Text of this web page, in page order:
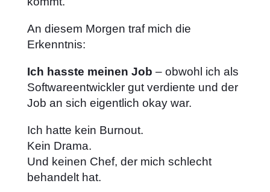
An diesem Morgen traf mich die
Erkenntnis:
Ich hasste meinen Job – obwohl ich als
Softwareentwickler gut verdiente und der
Job an sich eigentlich okay war.
Ich hatte kein Burnout.
Kein Drama.
Und keinen Chef, der mich schlecht
behandelt hat.